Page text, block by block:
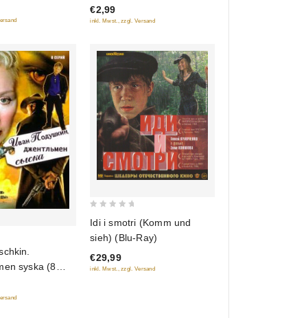
5
€2,99
inkl. Mwst., zzgl. Versand
syska (8
of
5
Idi i smotri (Komm und
sieh) (Blu-Ray)
€29,99
inkl. Mwst., zzgl. Versand